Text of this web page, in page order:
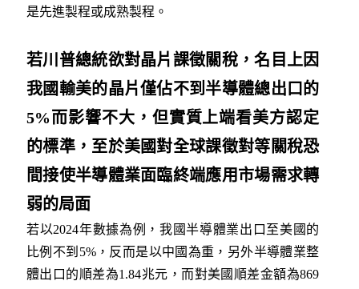
是先進製程或成熟製程。
若川普總統欲對晶片課徵關稅，名目上因
我國輸美的晶片僅佔不到半導體總出口的
5%而影響不大，但實質上端看美方認定
的標準，至於美國對全球課徵對等關稅恐
間接使半導體業面臨終端應用市場需求轉
弱的局面
若以2024年數據為例，我國半導體業出口至美國的
比例不到5%，反而是以中國為重，另外半導體業整
體出口的順差為1.84兆元，而對美國順差金額為869